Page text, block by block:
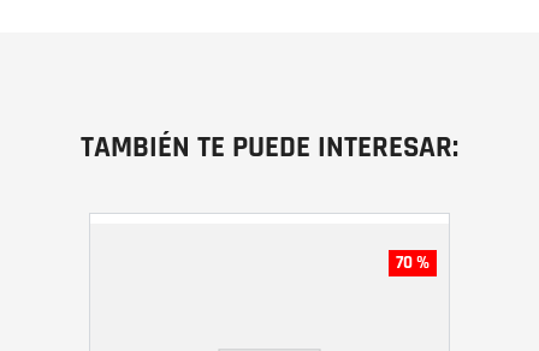
TAMBIÉN TE PUEDE INTERESAR:
70 %